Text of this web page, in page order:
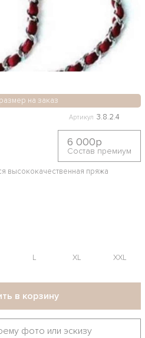
на заказ
Артикул 3.8.2.4
6 000р
Состав премиум
высококачественная пряжа
L XL
XXL
в корзину
фото или эскизу